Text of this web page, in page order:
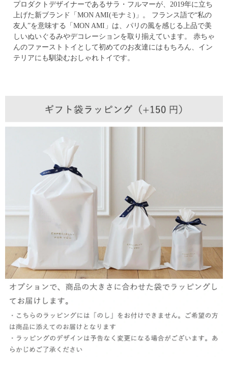
プロダクトデザイナーであるサラ・フルマーが、2019年に立ち
上げた新ブランド「MON AMI(モナミ)」。
フランス語で“私の
友人”を意味する「MON AMI」は、パリの風を感じる上品で美
しいぬいぐるみやデコレーションを取り揃えています。
赤ちゃ
んのファーストトイとして初めてのお友達にはもちろん、イン
テリアにも馴染むおしゃれトイです。